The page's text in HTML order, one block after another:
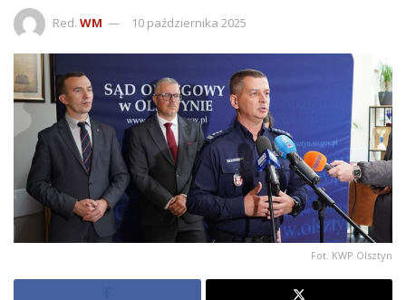
Red. WM 10 października 2025
Fot. KWP Olsztyn